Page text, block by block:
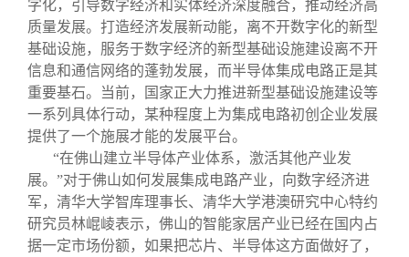
字化，引导数字经济和实体经济深度融合，推动经济高
质量发展。打造经济发展新动能，离不开数字化的新型
基础设施，服务于数字经济的新型基础设施建设离不开
信息和通信网络的蓬勃发展，而半导体集成电路正是其
重要基石。当前，国家正大力推进新型基础设施建设等
一系列具体行动，某种程度上为集成电路初创企业发展
提供了一个施展才能的发展平台。
“在佛山建立半导体产业体系，激活其他产业发
展。”对于佛山如何发展集成电路产业，向数字经济进
军，清华大学智库理事长、清华大学港澳研究中心特约
研究员林崐崚表示，佛山的智能家居产业已经在国内占
据一定市场份额，如果把芯片、半导体这方面做好了，